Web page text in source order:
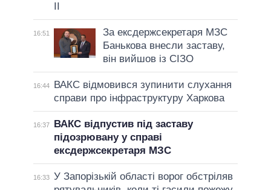
16:51
За ексдержсекретаря МЗС
Банькова внесли заставу,
він вийшов із СІЗО
16:44
ВАКС відмовився зупинити слухання
справи про інфраструктуру Харкова
16:37
ВАКС відпустив під заставу
підозрювану у справі
ексдержсекретаря МЗС
16:33 У Запорізькій області ворог обстріляв